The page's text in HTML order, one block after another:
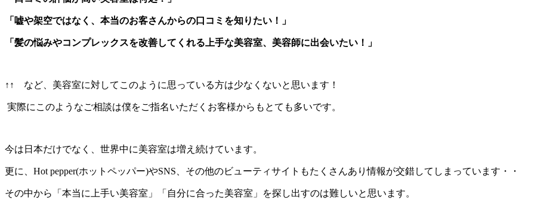
「嘘や架空ではなく、本当のお客さんからの口コミを知りたい！」
「髪の悩みやコンプレックスを改善してくれる上手な美容室、美容師に出会いたい！」
↑↑ など、美容室に対してこのように思っている方は少なくないと思います！
実際にこのようなご相談は僕をご指名いただくお客様からもとても多いです。
今は日本だけでなく、世界中に美容室は増え続けています。
更に、Hot pepper(ホットペッパー)やSNS、その他のビューティサイトもたくさんあり情報が交錯してしまっています・・
その中から「本当に上手い美容室」「自分に合った美容室」を探し出すのは難しいと思います。